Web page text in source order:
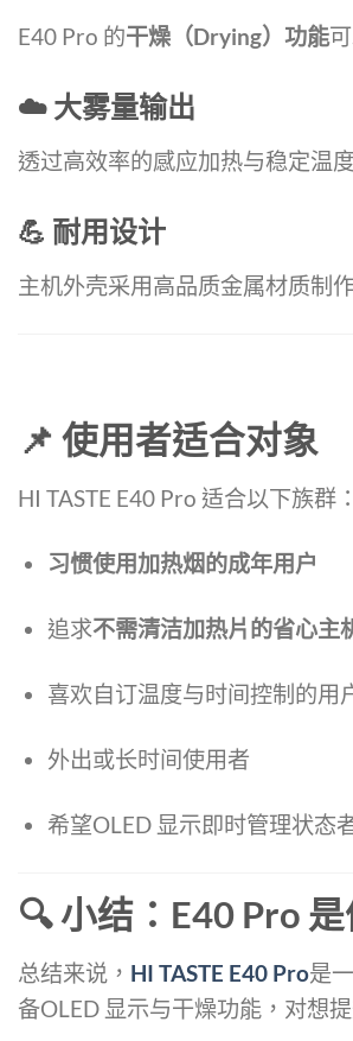
E40 Pro 的干燥（Drying）功能
☁️ 大雾量输出
透过高效率的感应加热与稳定温
💪 耐用设计
主机外壳采用高品质金属材质制
📌 使用者适合对象
HI TASTE E40 Pro 适合以下族群：
习惯使用加热烟的成年用户
追求不需清洁加热片的省心主
喜欢自订温度与时间控制的用
外出或长时间使用者
希望OLED 显示即时管理状态
🔍 小结：E40 Pro
总结来说， HI TASTE E40 Pro是
备OLED 显示与干燥功能，对想